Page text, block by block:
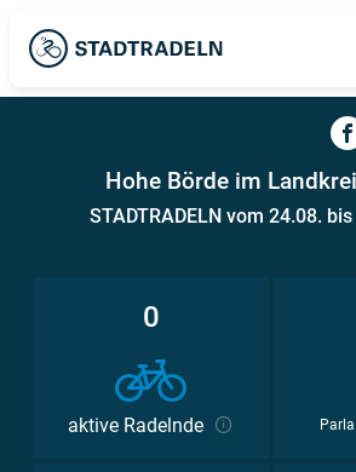
Hohe Börde im
STADTRADELN vom 24.08.
0
aktive Radelnde